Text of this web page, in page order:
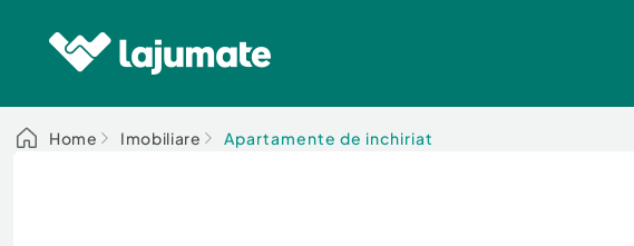
Home Imobiliare Apartamente de inchiriat